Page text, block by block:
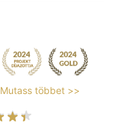
Mutass többet >>